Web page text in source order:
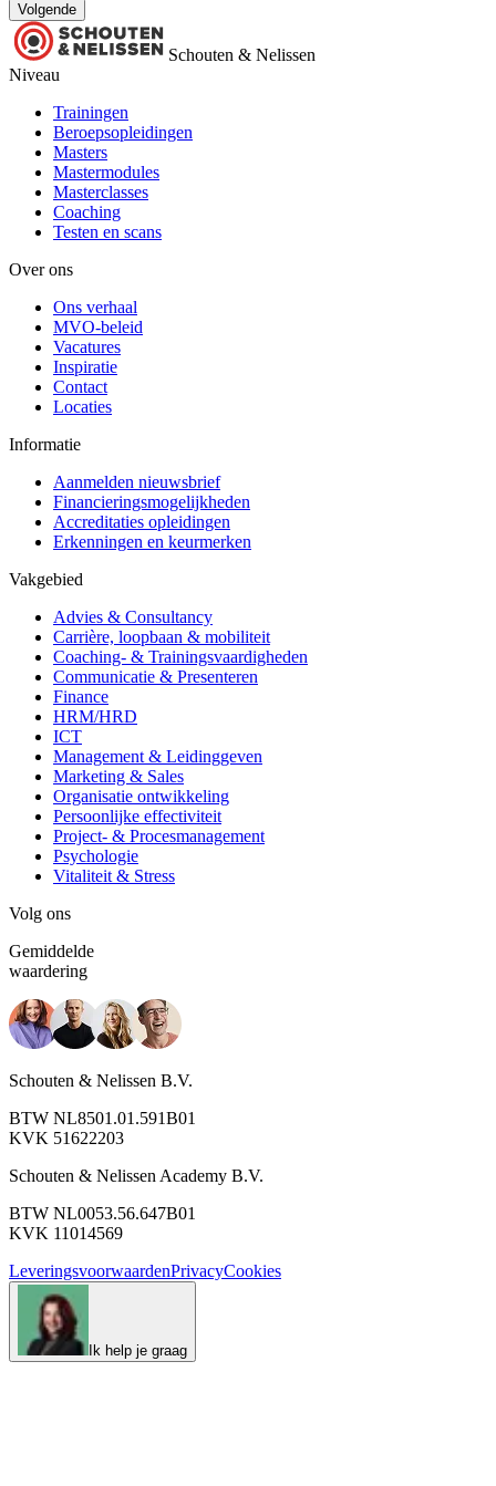
Volgende
Schouten & Nelissen
Niveau
Trainingen
Beroepsopleidingen
Masters
Mastermodules
Masterclasses
Coaching
Testen en scans
Over ons
Ons verhaal
MVO-beleid
Vacatures
Inspiratie
Contact
Locaties
Informatie
Aanmelden nieuwsbrief
Financieringsmogelijkheden
Accreditaties opleidingen
Erkenningen en keurmerken
Vakgebied
Advies & Consultancy
Carrière, loopbaan & mobiliteit
Coaching- & Trainingsvaardigheden
Communicatie & Presenteren
Finance
HRM/HRD
ICT
Management & Leidinggeven
Marketing & Sales
Organisatie ontwikkeling
Persoonlijke effectiviteit
Project- & Procesmanagement
Psychologie
Vitaliteit & Stress
Volg ons
Gemiddelde
waardering
Schouten & Nelissen B.V.
BTW NL8501.01.591B01
KVK 51622203
Schouten & Nelissen Academy B.V.
BTW NL0053.56.647B01
KVK 11014569
LeveringsvoorwaardenPrivacyCookies
Ik help je graag